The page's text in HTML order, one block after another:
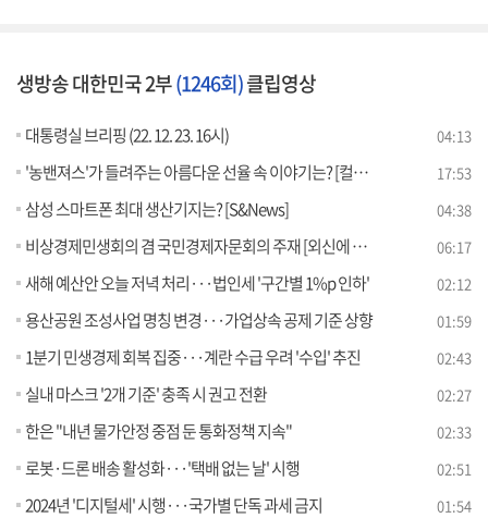
생방송 대한민국 2부(1246회)클립영상
대통령실 브리핑 (22. 12. 23. 16시) 04:13
'농밴져스'가 들려주는 아름다운 선율 속 이야기는? [컬처샐러드] 17:53
삼성 스마트폰 최대 생산기지는? [S&News] 04:38
비상경제민생회의 겸 국민경제자문회의 주재 [외신에 비친 한국] 06:17
새해 예산안 오늘 저녁 처리···법인세 '구간별 1%p 인하' 02:12
용산공원 조성사업 명칭 변경···가업상속 공제 기준 상향 01:59
1분기 민생경제 회복 집중···계란 수급 우려 '수입' 추진 02:43
실내 마스크 '2개 기준' 충족 시 권고 전환 02:27
한은 "내년 물가안정 중점 둔 통화정책 지속" 02:33
로봇·드론 배송 활성화···'택배 없는 날' 시행 02:51
2024년 '디지털세' 시행···국가별 단독 과세 금지 01:54